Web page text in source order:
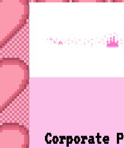
Corporate